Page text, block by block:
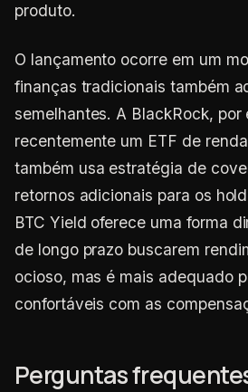
produto.
O lançamento ocorre em um
finanças tradicionais também
semelhantes. A BlackRock, por
recentemente um ETF de
também usa estratégia de
retornos adicionais para os
BTC Yield oferece uma forma
de longo prazo buscarem
ocioso, mas é mais adequado
confortáveis com as
Perguntas